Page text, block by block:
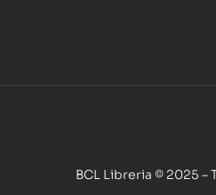
BCL Libreria © 2025 –